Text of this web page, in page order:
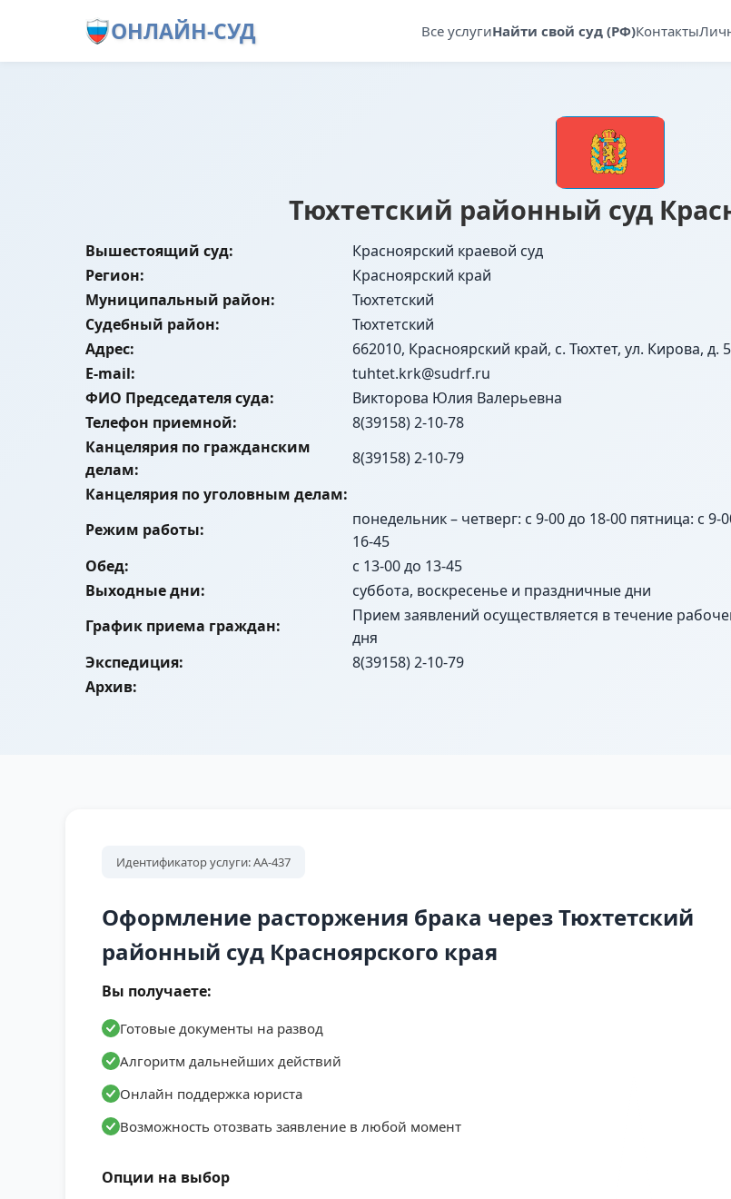
ОНЛАЙН-СУД Все услугиНайти свой суд (РФ)Контакты
Тюхтетский районный суд
Вышестоящий суд:
Красноярский краевой суд
Регион:
Красноярский край
Муниципальный район:
Тюхтетский
Судебный район:
Тюхтетский
Адрес:
662010, Красноярский край, с. Тюхтет, ул. Кирова, д.
E-mail:
tuhtet.krk@sudrf.ru
ФИО Председателя суда:
Викторова Юлия Валерьевна
Телефон приемной:
8(39158) 2-10-78
Канцелярия по гражданским
делам:
8(39158) 2-10-79
Канцелярия по уголовным делам:
Режим работы:
понедельник – четверг: с 9-00 до 18-00 пятница: с 9-
16-45
Обед:
с 13-00 до 13-45
Выходные дни:
суббота, воскресенье и праздничные дни
График приема граждан:
Прием заявлений осуществляется в течение
дня
Экспедиция:
8(39158) 2-10-79
Архив:
Идентификатор услуги: АА-437
Оформление расторжения брака через Тюхтетский
районный суд Красноярского края
Вы получаете:
Готовые документы на развод
Алгоритм дальнейших действий
Онлайн поддержка юриста
Возможность отозвать заявление в любой момент
Опции на выбор